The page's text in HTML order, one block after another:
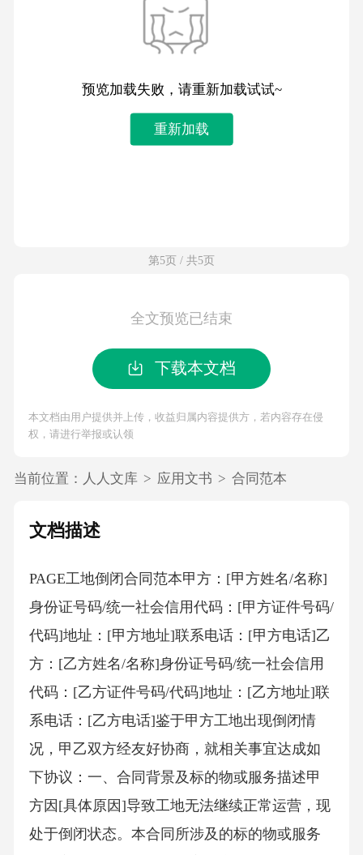
预览加载失败，请重新加载试试~
重新加载
第5页 / 共5页
全文预览已结束
下载本文档
本文档由用户提供并上传，收益归属内容提供方，若内容存在侵
权，请进行举报或认领
当前位置： 人人文库 > 应用文书 > 合同范本
文档描述
PAGE工地倒闭合同范本 甲方：[甲方姓名/名称]
身份证号码/统一社会信用代码：[甲方证件号码/
代码]地址：[甲方地址]联系电话：[甲方电话]乙
方：[乙方姓名/名称]身份证号码/统一社会信用
代码：[乙方证件号码/代码]地址：[乙方地址]联
系电话：[乙方电话]鉴于甲方工地出现倒闭情
况，甲乙双方经友好协商，就相关事宜达成如
下协议：一、合同背景及标的物或服务描述甲
方因[具体原因]导致工地无法继续正常运营，现
处于倒闭状态。本合同所涉及的标的物或服务